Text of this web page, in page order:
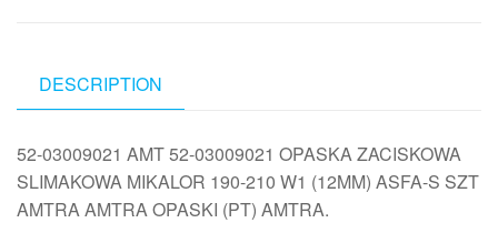
DESCRIPTION
52-03009021 AMT 52-03009021 OPASKA ZACISKOWA
SLIMAKOWA MIKALOR 190-210 W1 (12MM) ASFA-S SZT
AMTRA AMTRA OPASKI (PT) AMTRA.